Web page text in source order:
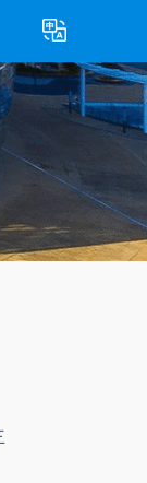
新闻资讯
NEWS CENTER